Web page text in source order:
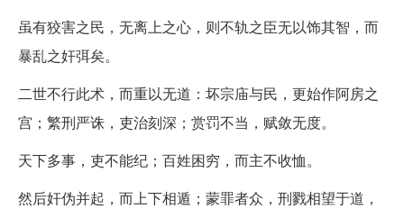
虽有狡害之民，无离上之心，则不轨之臣无以饰其智，而
暴乱之奸弭矣。
二世不行此术，而重以无道：坏宗庙与民，更始作阿房之
宫；繁刑严诛，吏治刻深；赏罚不当，赋敛无度。
天下多事，吏不能纪；百姓困穷，而主不收恤。
然后奸伪并起，而上下相遁；蒙罪者众，刑戮相望于道，